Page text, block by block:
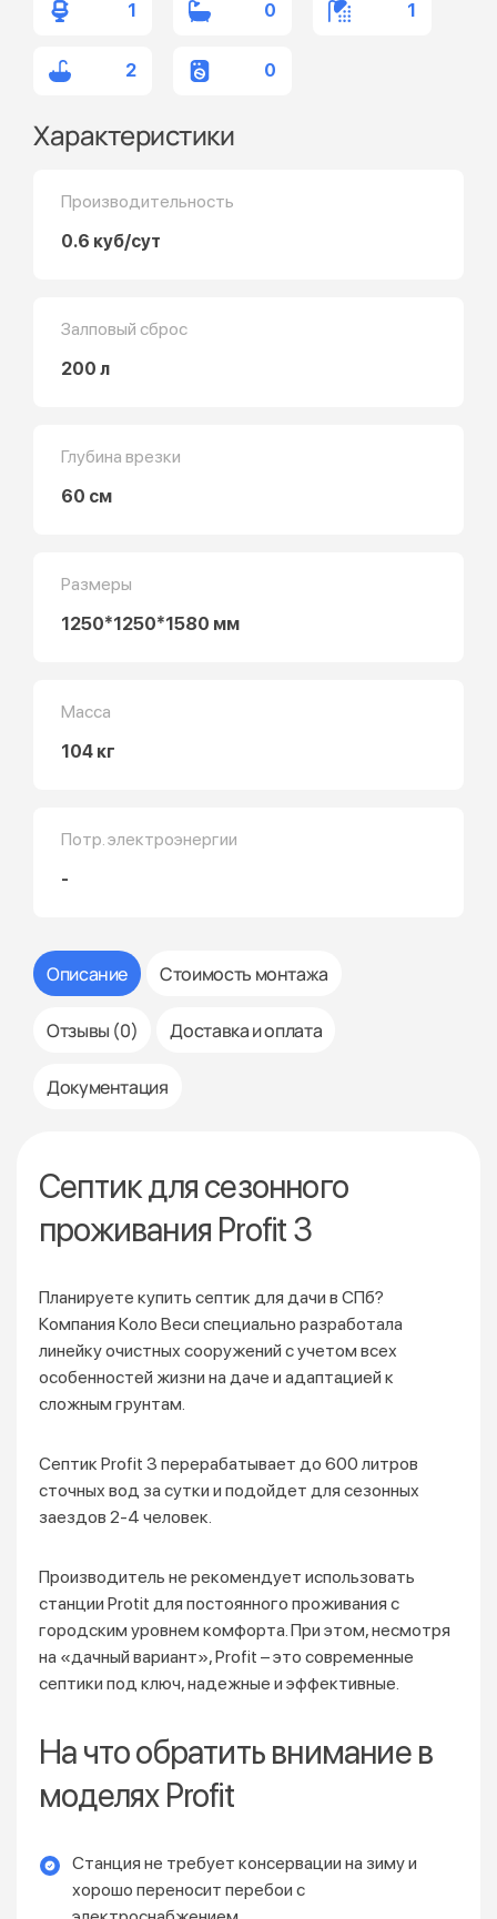
1 0 1
2 0
Характеристики
Производительность
0.6 куб/сут
Залповый сброс
200 л
Глубина врезки
60 см
Размеры
1250*1250*1580 мм
Масса
104 кг
Потр. электроэнергии
-
Описание Стоимость монтажа
Отзывы (0) Доставка и оплата
Документация
Септик для сезонного
проживания Profit 3
Планируете купить септик для дачи в СПб?
Компания Коло Веси специально разработала
линейку очистных сооружений с учетом всех
особенностей жизни на даче и адаптацией к
сложным грунтам.
Септик Profit 3 перерабатывает до 600 литров
сточных вод за сутки и подойдет для сезонных
заездов 2-4 человек.
Производитель не рекомендует использовать
станции Protit для постоянного проживания с
городским уровнем комфорта. При этом, несмотря
на «дачный вариант», Profit – это современные
септики под ключ, надежные и эффективные.
На что обратить внимание в
моделях Profit
Станция не требует консервации на зиму и
хорошо переносит перебои с